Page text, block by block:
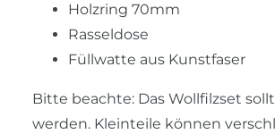
Holzring 70mm
Rasseldose
Füllwatte aus Kunstfaser
Bitte beachte: Das Wollfilzset
werden. Kleinteile können